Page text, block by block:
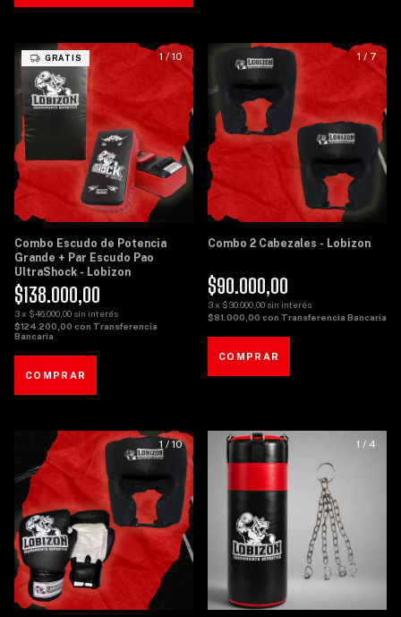
1/10
GRATIS
Combo Escudo de Potencia
Grande + Par Escudo Pao
UltraShock - Lobizon
$138.000,00
3x $46.000,00 sin interés
$124.200,00 con Transferencia
Bancaria
1/ 7
Combo 2 Cabezales - Lobizon
$90.000,00
3x $30.000,00 sin interés
$81.000,00 con Transferencia Bancaria
1 /10 1 / 4